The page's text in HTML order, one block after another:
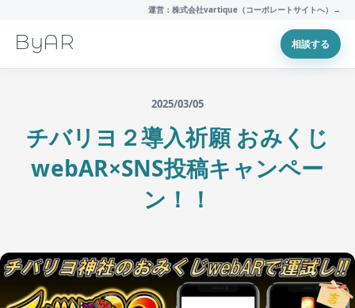
運営：株式会社vartique（コーポレートサイトへ）→
ByAR 相談する
2025/03/05
チバリヨ２導入祈願 おみくじ
webAR×SNS投稿キャンペー
ン！！